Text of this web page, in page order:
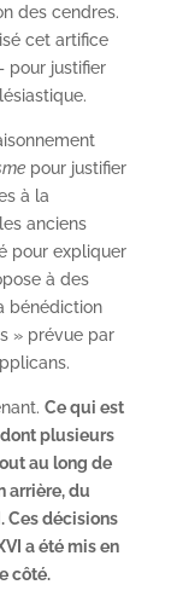
des cendres.
cet artifice
pour justifier
pour justifier
à la
anciens
pour expliquer
à des
bénédiction
» prévue par
Ce qui est
dont plusieurs
au long de
arrière, du
Ces décisions
a été mis en
côté.